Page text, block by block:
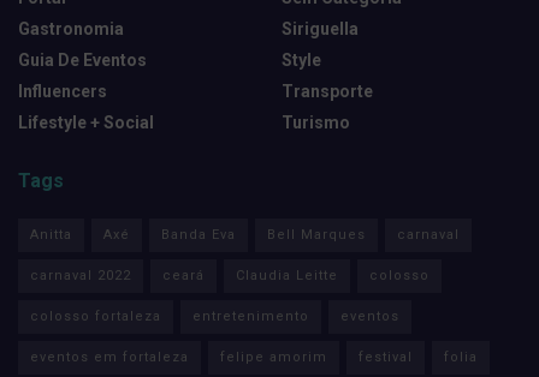
Gastronomia
Guia De Eventos
Influencers
Lifestyle + Social
Siriguella
Style
Transporte
Turismo
Tags
Anitta Axé Banda Eva Bell Marques carnaval
carnaval 2022 ceará Claudia Leitte colosso
colosso fortaleza entretenimento eventos
eventos em fortaleza felipe amorim festival folia